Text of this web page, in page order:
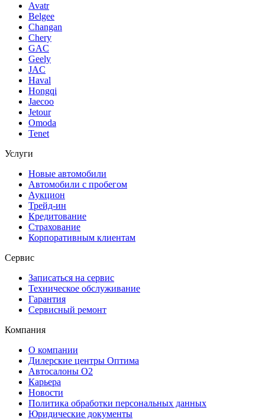
Avatr
Belgee
Changan
Chery
GAC
Geely
JAC
Haval
Hongqi
Jaecoo
Jetour
Omoda
Tenet
Услуги
Новые автомобили
Автомобили с пробегом
Аукцион
Трейд-ин
Кредитование
Страхование
Корпоративным клиентам
Сервис
Записаться на сервис
Техническое обслуживание
Гарантия
Сервисный ремонт
Компания
О компании
Дилерские центры Оптима
Автосалоны О2
Карьера
Новости
Политика обработки персональных данных
Юридические документы